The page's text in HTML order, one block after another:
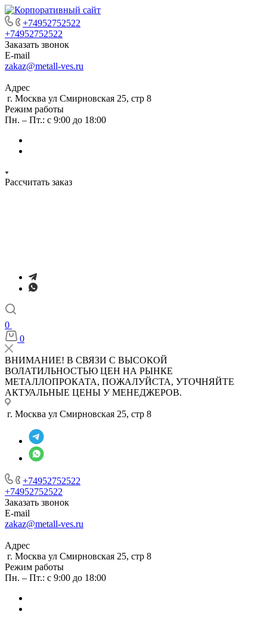
+74952752522
+74952752522
Заказать звонок
E-mail
zakaz@metall-ves.ru
Адрес
г. Москва ул Смирновская 25, стр 8
Режим работы
Пн. – Пт.: с 9:00 до 18:00
Рассчитать заказ
0
0
ВНИМАНИЕ! В СВЯЗИ С ВЫСОКОЙ
ВОЛАТИЛЬНОСТЬЮ ЦЕН НА РЫНКЕ
МЕТАЛЛОПРОКАТА, ПОЖАЛУЙСТА, УТОЧНЯЙТЕ
АКТУАЛЬНЫЕ ЦЕНЫ У МЕНЕДЖЕРОВ.
г. Москва ул Смирновская 25, стр 8
+74952752522
+74952752522
Заказать звонок
E-mail
zakaz@metall-ves.ru
Адрес
г. Москва ул Смирновская 25, стр 8
Режим работы
Пн. – Пт.: с 9:00 до 18:00